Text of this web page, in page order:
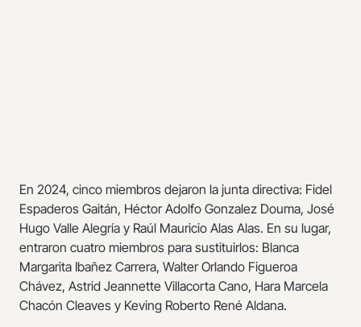
En 2024, cinco miembros dejaron la junta directiva: Fidel
Espaderos Gaitán, Héctor Adolfo Gonzalez Douma, José
Hugo Valle Alegría y Raúl Mauricio Alas Alas. En su lugar,
entraron cuatro miembros para sustituirlos: Blanca
Margarita Ibañez Carrera, Walter Orlando Figueroa
Chávez, Astrid Jeannette Villacorta Cano, Hara Marcela
Chacón Cleaves y Keving Roberto René Aldana.